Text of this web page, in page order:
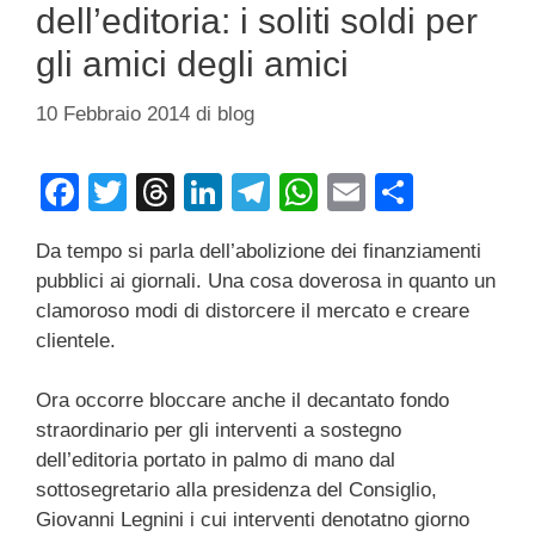
dell’editoria: i soliti soldi per
gli amici degli amici
10 Febbraio 2014 di blog
F
c
e
b
o
k
T
tt
er
T
e
a
Li
k
e
T
e
gr
m
W
at
s
p
E
ail n
di
di
Da tempo si parla dell’abolizione dei finanziamenti
pubblici ai giornali. Una cosa doverosa in quanto un
clamoroso modi di distorcere il mercato e creare
clientele.
Ora occorre bloccare anche il decantato fondo
straordinario per gli interventi a sostegno
dell’editoria portato in palmo di mano dal
sottosegretario alla presidenza del Consiglio,
Giovanni Legnini i cui interventi denotatno giorno